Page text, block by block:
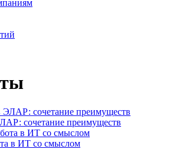
сочетание преимуществ
в ИТ со смыслом